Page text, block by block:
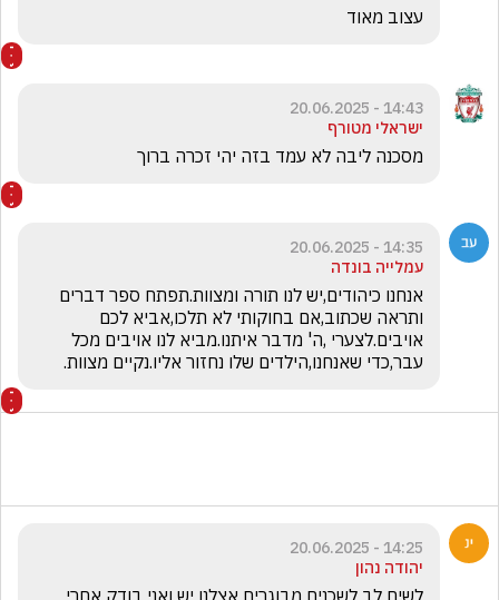
עצוב מאוד
14:43 - 20.06.2025
ישראלי מטורף
מסכנה ליבה לא עמד בזה יהי זכרה ברוך
14:35 - 20.06.2025
עמלייה בונדה
עבר,כדי שאנחנו,הילדים שלו נחזור אליו.נקיים מצוות.
14:25 - 20.06.2025
יהודה נהון